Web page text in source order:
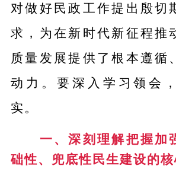
对做好民政工作提出殷切
求，为在新时代新征程推
质量发展提供了根本遵循
动力。要深入学习领会
实。
一、深刻理解把握加
础性、兜底性民生建设的